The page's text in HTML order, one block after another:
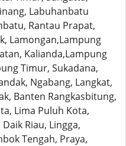
Labuhanbatu
Rantau Prapat,
Lamongan,Lampung
Kalianda,Lampung
Timur, Sukadana,
Ngabang, Langkat,
Banten Rangkasbitung,
Lima Puluh Kota,
Riau, Lingga,
Tengah, Praya,